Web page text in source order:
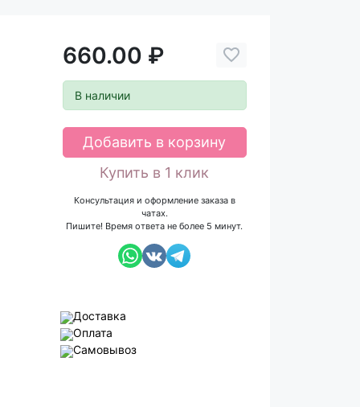
660.00 ₽
В наличии
Добавить в корзину
Купить в 1 клик
Консультация и оформление заказа в
чатах.
Пишите! Время ответа не более 5 минут.
Доставка
Оплата
Самовывоз